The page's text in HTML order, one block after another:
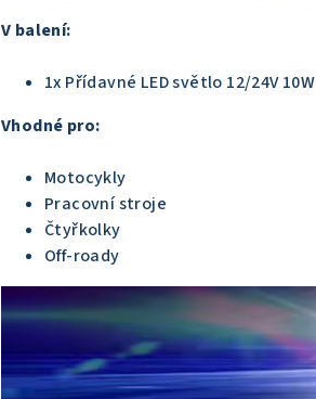
V balení:
1x Přídavné LED světlo 12/24V 10W
Vhodné pro:
Motocykly
Pracovní stroje
Čtyřkolky
Off-roady